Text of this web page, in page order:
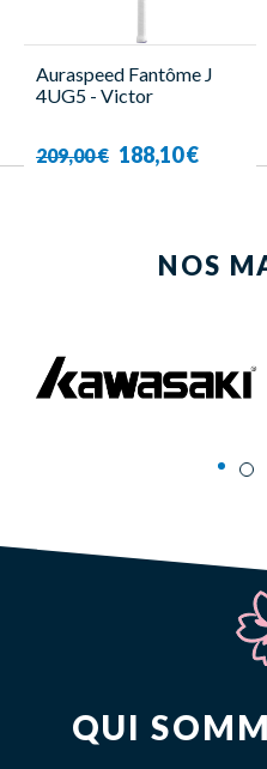
Auraspeed Fantôme J
4UG5 - Victor
209,00 € 188,10 €
Plus
NOS
QUI